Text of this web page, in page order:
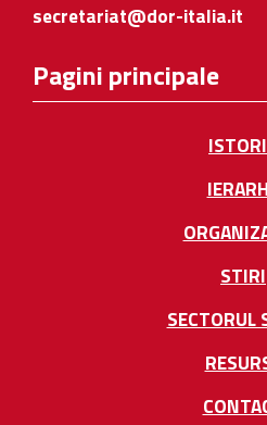
secretariat@dor-italia.it
Pagini principale
STIRI
SECTORUL